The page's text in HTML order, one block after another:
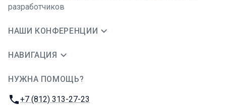
разработчиков
НАШИ КОНФЕРЕНЦИИ
НАВИГАЦИЯ
НУЖНА ПОМОЩЬ?
Телефон:
+7 (812) 313-27-23